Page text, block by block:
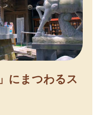
にまつわるス